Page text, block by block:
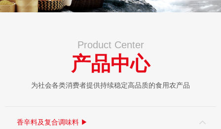
Product Center
产品中心
为社会各类消费者提供持续稳定高品质的食用农产品
香辛料及复合调味料 ▶